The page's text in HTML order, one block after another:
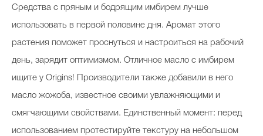
Средства с пряным и бодрящим имбирем лучше
использовать в первой половине дня. Аромат этого
растения поможет проснуться и настроиться на рабочий
день, зарядит оптимизмом. Отличное масло с имбирем
ищите у Origins! Производители также добавили в него
масло жожоба, известное своими увлажняющими и
смягчающими свойствами. Единственный момент: перед
использованием протестируйте текстуру на небольшом